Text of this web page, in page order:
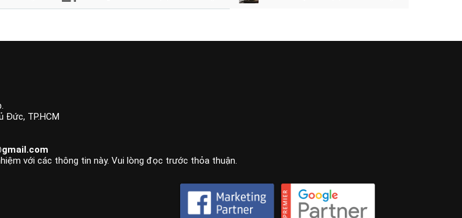
Đức, TP.HCM
với các thông tin này. Vui lòng đọc trước thỏa thuận.